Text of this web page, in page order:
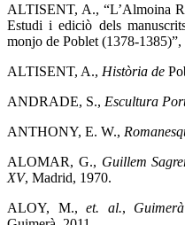
ALTISENT, A., “L’Almoina
Estudi i ediciò dels
monjo de Poblet (1378-1385)”,
ALTISENT, A., Història de
ANDRADE, S., Escultura
ANTHONY, E. W.,
ALOMAR, G., Guillem
XV, Madrid, 1970.
ALOY, M.,et. al.,